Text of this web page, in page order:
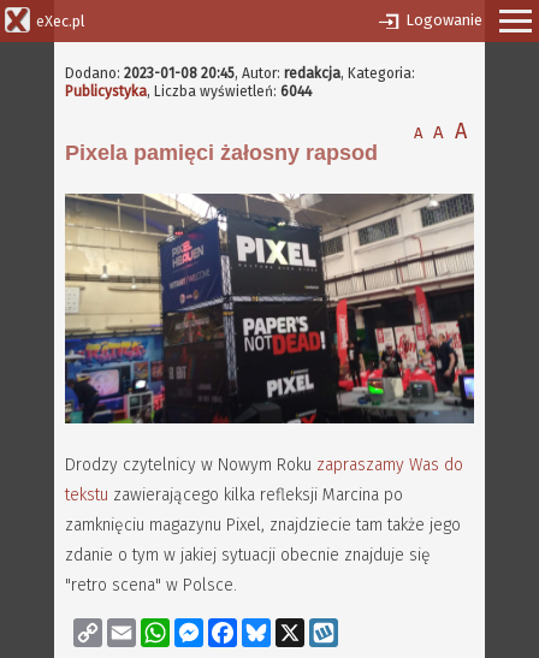
eXec.pl Logowanie
Dodano: 2023-01-08 20:45, Autor: redakcja, Kategoria:
Publicystyka, Liczba wyświetleń: 6044
A A A
Pixela pamięci żałosny rapsod
Drodzy czytelnicy w Nowym Roku zapraszamy Was do
tekstu zawierającego kilka refleksji Marcina po
zamknięciu magazynu Pixel, znajdziecie tam także jego
zdanie o tym w jakiej sytuacji obecnie znajduje się
"retro scena" w Polsce.
Copy
Link
Email WhatsAppMessenger
FacebookBluesky